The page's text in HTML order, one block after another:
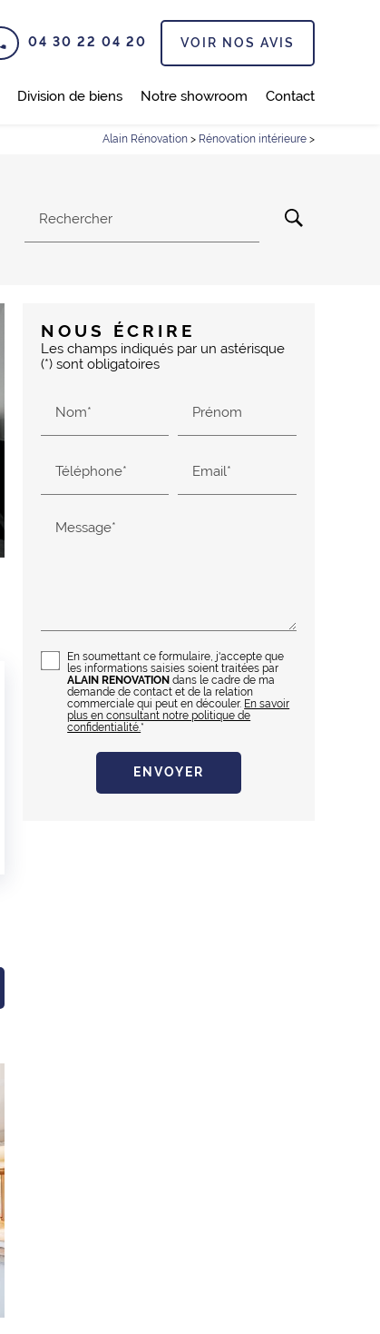
04 30 22 04 20 VOIR NOS AVIS
Division de biens Notre showroom Contact
Alain Rénovation > Rénovation intérieure >
Rechercher
NOUS ÉCRIRE
Les champs indiqués par un astérisque
(*) sont obligatoires
Nom* Prénom
Téléphone* Email*
Message*
En soumettant ce formulaire, j'accepte que
les informations saisies soient traitées par
ALAIN RENOVATION dans le cadre de ma
demande de contact et de la relation
commerciale qui peut en découler. En savoir
plus en consultant notre politique de
confidentialité. *